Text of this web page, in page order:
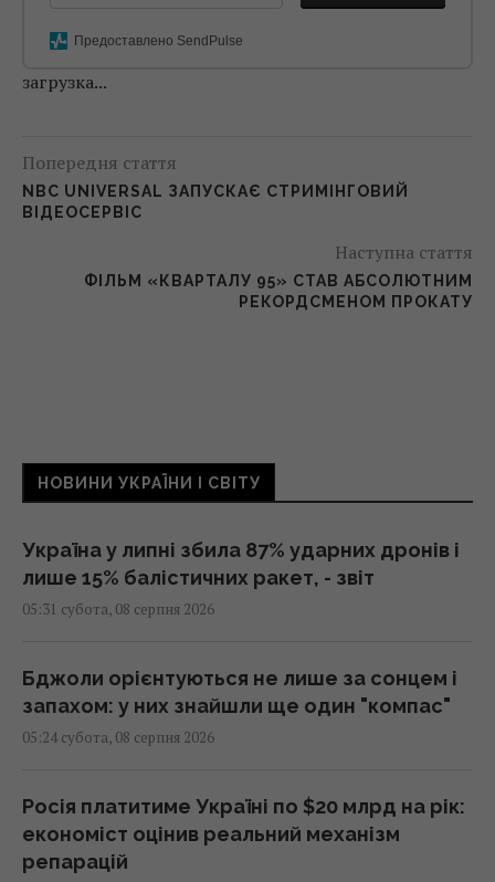
Предоставлено SendPulse
загрузка...
Попередня стаття
NBC UNIVERSAL ЗАПУСКАЄ СТРИМІНГОВИЙ
ВІДЕОСЕРВІС
Наступна стаття
ФІЛЬМ «КВАРТАЛУ 95» СТАВ АБСОЛЮТНИМ
РЕКОРДСМЕНОМ ПРОКАТУ
НОВИНИ УКРАЇНИ І СВІТУ
Україна у липні збила 87% ударних дронів і
лише 15% балістичних ракет, - звіт
05:31 субота, 08 серпня 2026
Бджоли орієнтуються не лише за сонцем і
запахом: у них знайшли ще один "компас"
05:24 субота, 08 серпня 2026
Росія платитиме Україні по $20 млрд на рік:
економіст оцінив реальний механізм
репарацій